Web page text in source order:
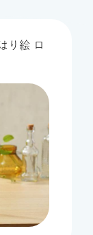
り絵 ロ